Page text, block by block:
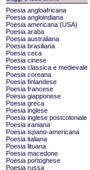
Poesia angloafricana
Poesia angloindiana
Poesia americana (USA)
Poesia araba
Poesia australiana
Poesia brasiliana
Poesia ceca
Poesia cinese
Poesia classica e medievale
Poesia coreana
Poesia finlandese
Poesia francese
Poesia giapponese
Poesia greca
Poesia inglese
Poesia inglese postcoloniale
Poesia iraniana
Poesia ispano-americana
Poesia italiana
Poesia lituana
Poesia macedone
Poesia portoghese
Poesia russa